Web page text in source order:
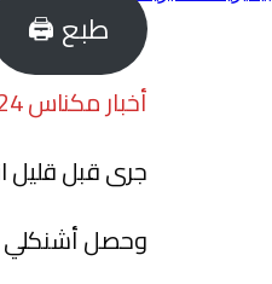
طبع 🖨
أخبار مكناس 24 / هيئة التحرير
جرى قبل قليل
وحصل أشنكلي المنتخب عن